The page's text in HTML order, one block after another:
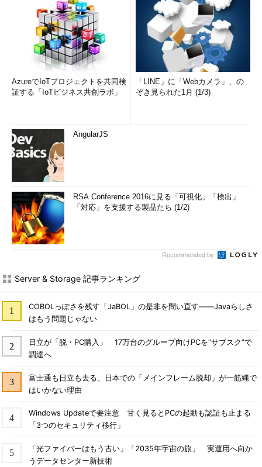
AzureでIoTプロジェクトを共同検
証する「IoTビジネス共創ラボ」
「LINE」に「Webカメラ」、の
ぞき見られた1月 (1/3)
AngularJS
RSA Conference 2016に見る「可視化」「検出」
「対応」を支援する製品たち (1/2)
Recommended by
Server & Storage 記事ランキング
COBOLっぽさを残す「JaBOL」の是非を問い直す――Javaらしさ
はもう問題じゃない
日立が「脱・PC購入」 17万台のグループ向けPCを“サブスク”で
調達へ
富士通も日立も去る、日本での「メインフレーム脱却」が一筋縄で
はいかない理由
Windows Updateで要注意 甘く見るとPCの起動も認証も止まる
「3つのセキュリティ移行」
「光ファイバーはもう古い」「2035年宇宙の旅」 実運用へ向か
うデータセンター新技術